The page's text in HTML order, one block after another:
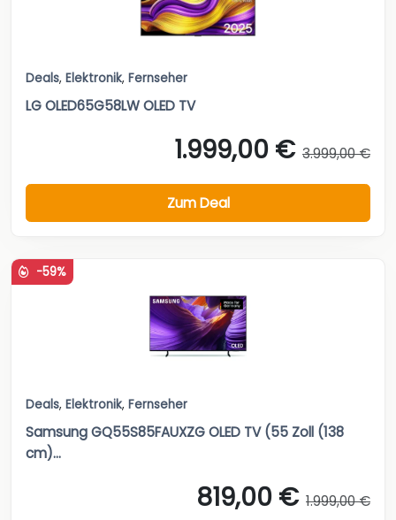
Deals, Elektronik, Fernseher
LG OLED65G58LW OLED TV
1.999,00 € 3.999,00 €
Zum Deal
-59%
Deals, Elektronik, Fernseher
Samsung GQ55S85FAUXZG OLED TV (55 Zoll (138
cm)...
819,00 € 1.999,00 €